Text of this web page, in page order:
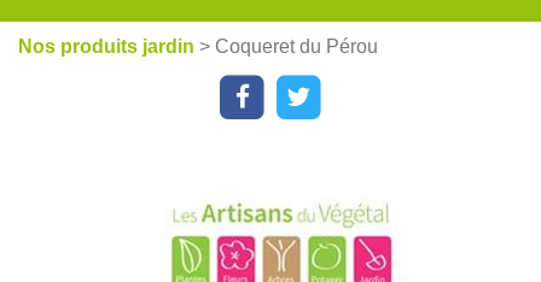
Nos produits jardin > Coqueret du Pérou